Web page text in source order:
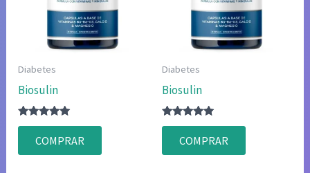
Diabetes
Biosulin
Valorado
5.00
de 5
COMPRAR
Diabetes
Biosulin
Valorado
4.86
de 5
COMPRAR